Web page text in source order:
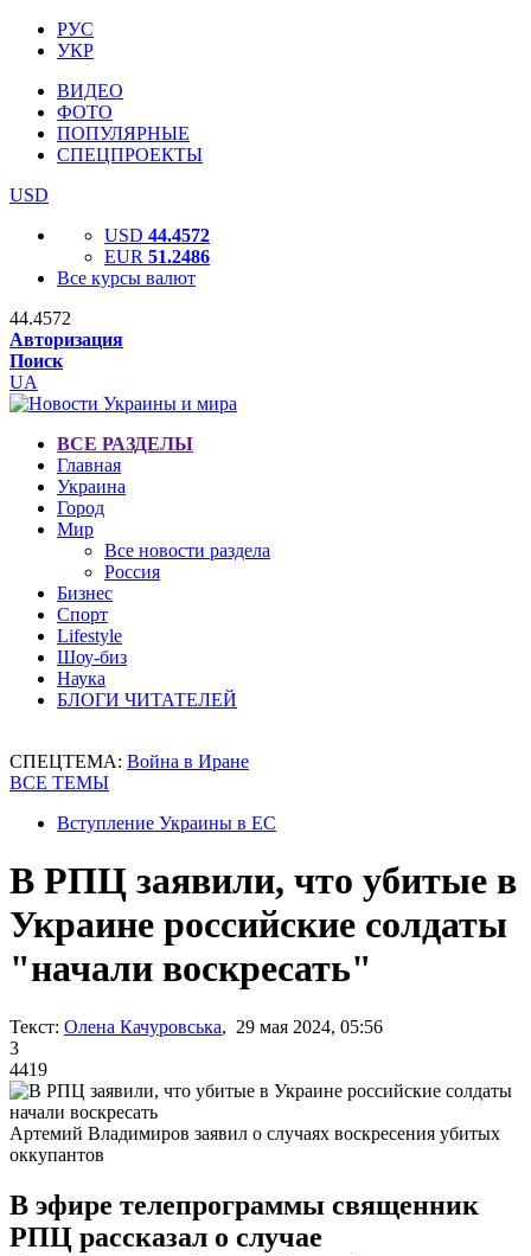
РУС
УКР
ВИДЕО
ФОТО
ПОПУЛЯРНЫЕ
СПЕЦПРОЕКТЫ
USD
USD 44.4572
EUR 51.2486
Все курсы валют
44.4572
Авторизация
Поиск
UA
ВСЕ РАЗДЕЛЫ
Главная
Украина
Город
Мир
Все новости раздела
Россия
Бизнес
Спорт
Lifestyle
Шоу-биз
Наука
БЛОГИ ЧИТАТЕЛЕЙ
СПЕЦТЕМА: Война в Иране
ВСЕ ТЕМЫ
Вступление Украины в ЕС
В РПЦ заявили, что убитые в
Украине российские солдаты
"начали воскресать"
Текст: Олена Качуровська, 29 мая 2024, 05:56
3
4419
Артемий Владимиров заявил о случаях воскресения убитых
оккупантов
В эфире телепрограммы священник
РПЦ рассказал о случае